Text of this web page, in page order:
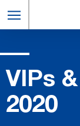
VIPs
2020